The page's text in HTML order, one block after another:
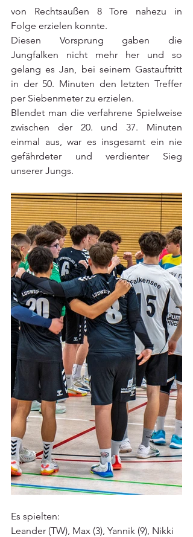
von Rechtsaußen 8 Tore nahezu in
Folge erzielen konnte.
Diesen Vorsprung gaben die
Jungfalken nicht mehr her und so
gelang es Jan, bei seinem Gastauftritt
in der 50. Minuten den letzten Treffer
per Siebenmeter zu erzielen.
Blendet man die verfahrene Spielweise
zwischen der 20. und 37. Minuten
einmal aus, war es insgesamt ein nie
gefährdeter und verdienter Sieg
unserer Jungs.
Es spielten:
Leander (TW), Max (3), Yannik (9), Nikki